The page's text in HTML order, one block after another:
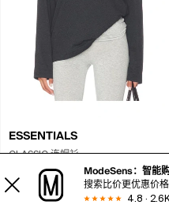
ESSENTIALS
CLASSIC 连帽衫
¥271 折) ¥489
ModeSens：智能
搜索比价更优惠价格
4.8 ·